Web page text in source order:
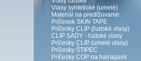
Vlasy syntetické (umelé)
Materiál na predlžovanie
Príčesok SKIN TAPE
Príčesky CLIP (ľudské vlasy)
CLIP SADY - ľudské vlasy
Príčesky CLIP (umelé vlasy)
Príčesky ŠTIPEC
Príčesky COP na hairagami